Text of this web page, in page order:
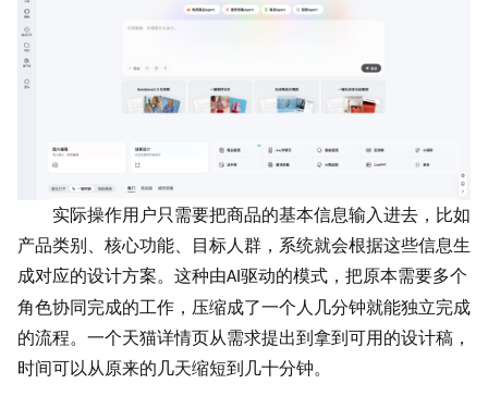
实际操作用户只需要把商品的基本信息输入进去，比如
产品类别、核心功能、目标人群，系统就会根据这些信息生
成对应的设计方案。这种由AI 驱动的模式，把原本需要多个
角色协同完成的工作，压缩成了一个人几分钟就能独立完成
的流程。一个天猫详情页从需求提出到拿到可用的设计稿，
时间可以从原来的几天缩短到几十分钟。